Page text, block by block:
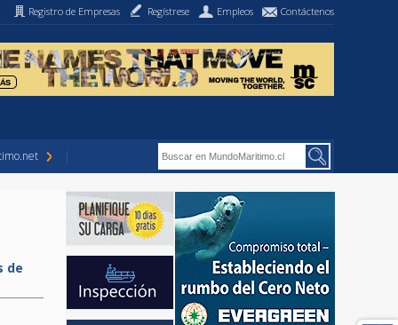
Registro de Empresas Regístrese Empleos Contáctenos
de